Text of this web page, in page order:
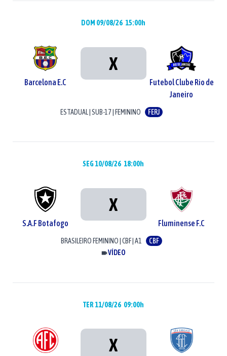
DOM 09/08/26 15:00h
Barcelona E.C
X
Futebol Clube Rio de
Janeiro
ESTADUAL| SUB-17| FEMININO FERJ
SEG 10/08/26 18:00h
S.A.F Botafogo
X
Fluminense F.C
BRASILEIRO FEMININO | CBF| A1
CBF
VÍDEO
TER 11/08/26 09:00h
X